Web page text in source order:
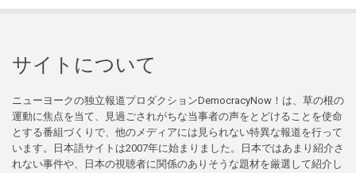
サイトについて
ニューヨークの独立報道プロダクションDemocracyNow！は、草の根の
運動に焦点を当て、見過ごされがちな当事者の声をとどけることを使命
とする番組づくりで、他のメディアには見られない特異な報道を行って
います。日本語サイトは2007年に始まりました。日本ではあまり紹介さ
れない事件や、日本の視聴者に関係のありそうな題材を厳選して紹介し